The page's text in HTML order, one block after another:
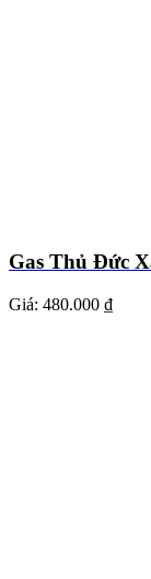
Gas Thủ Đức
Giá: 480.000 ₫